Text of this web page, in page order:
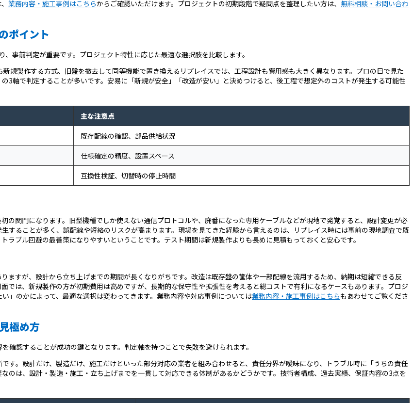
業務内容・施工事例はこちらからご確認いただけます。プロジェクトの初期段階で疑問点を整理したい方は、 無料相談・お問い合わ
ポイント
事前判定が重要です。プロジェクト特性に応じた最適な選択肢を比較します。
規製作する方式、旧盤を撤去して同等機能で置き換えるリプレイスでは、工程設計も費用感も大きく異なります。プロの目で見た
3軸で判定することが多いです。安易に「新規が安全」「改造が安い」と決めつけると、後工程で想定外のコストが発生する可能性
主な注意点
既存配線の確認、部品供給状況
仕様確定の精度、設置スペース
互換性検証、切替時の停止時間
の関門になります。旧型機種でしか使えない通信プロトコルや、廃番になった専用ケーブルなどが現地で発覚すると、設計変更が必
することが多く、誤配線や短絡のリスクが高まります。現場を見てきた経験から言えるのは、リプレイス時には事前の現地調査で既
ブル回避の最善策になりやすいということです。テスト期間は新規製作よりも長めに見積もっておくと安心です。
ますが、設計から立ち上げまでの期間が長くなりがちです。改造は既存盤の筐体や一部配線を流用するため、納期は短縮できる反
では、新規製作の方が初期費用は高めですが、長期的な保守性や拡張性を考えると総コストで有利になるケースもあります。プロジ
」のかによって、最適な選択は変わってきます。業務内容や対応事例については業務内容・施工事例はこちらもあわせてご覧くださ
極め方
確認することが成功の鍵となります。判定軸を持つことで失敗を避けられます。
す。設計だけ、製造だけ、施工だけといった部分対応の業者を組み合わせると、責任分界が曖昧になり、トラブル時に「うちの責任
のは、設計・製造・施工・立ち上げまでを一貫して対応できる体制があるかどうかです。技術者構成、過去実績、保証内容の3点を